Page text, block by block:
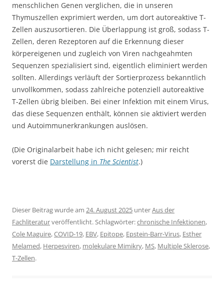
menschlichen Genen verglichen, die in unseren
Thymuszellen exprimiert werden, um dort autoreaktive T-
Zellen auszusortieren. Die Überlappung ist groß, sodass T-
Zellen, deren Rezeptoren auf die Erkennung dieser
körpereigenen und zugleich von Viren nachgeahmten
Sequenzen spezialisiert sind, eigentlich eliminiert werden
sollten. Allerdings verläuft der Sortierprozess bekanntlich
unvollkommen, sodass zahlreiche potenziell autoreaktive
T-Zellen übrig bleiben. Bei einer Infektion mit einem Virus,
das diese Sequenzen enthält, können sie aktiviert werden
und Autoimmunerkrankungen auslösen.
(Die Originalarbeit habe ich nicht gelesen; mir reicht
vorerst die Darstellung in The Scientist.)
Dieser Beitrag wurde am 24. August 2025 unterAus der
Fachliteraturveröffentlicht. Schlagwörter:chronische Infektionen,
Cole Maguire,COVID-19, EBV, Epitope, Epstein-Barr-Virus, Esther
Melamed, Herpesviren, molekulare Mimikry, MS, Multiple Sklerose,
T-Zellen.